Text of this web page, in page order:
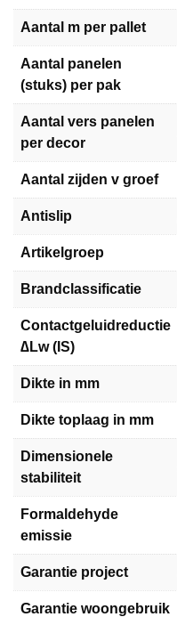
Aantal m per pallet
Aantal panelen
(stuks) per pak
Aantal vers panelen
per decor
Aantal zijden v groef
Antislip
Artikelgroep
Brandclassificatie
Contactgeluidreductie
∆Lw (IS)
Dikte in mm
Dikte toplaag in mm
Dimensionele
stabiliteit
Formaldehyde
emissie
Garantie project
Garantie woongebruik